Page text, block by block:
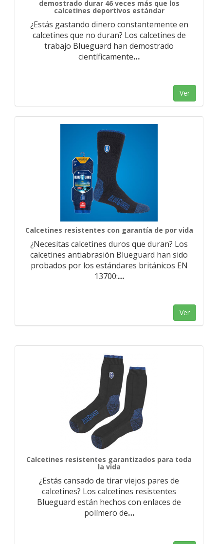
demostrado durar 46 veces más que los
calcetines deportivos estándar
¿Estás gastando dinero constantemente en
calcetines que no duran? Los calcetines de
trabajo Blueguard han demostrado
científicamente…
Ver
Calcetines resistentes con garantía de por vida
¿Necesitas calcetines duros que duran? Los
calcetines antiabrasión Blueguard han sido
probados por los estándares británicos EN
13700:…
Ver
Calcetines resistentes garantizados para toda
la vida
¿Estás cansado de tirar viejos pares de
calcetines? Los calcetines resistentes
Blueguard están hechos con enlaces de
polímero de…